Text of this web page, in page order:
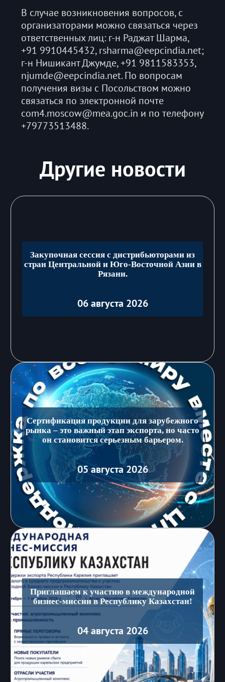
В случае возникновения вопросов, с
организаторами можно связаться через
ответственных лиц: г-н Раджат Шарма,
+91 9910445432, rsharma@eepcindia.net;
г-н Нишикант Джумде, +91 9811583353,
njumde@eepcindia.net. По вопросам
получения визы с Посольством можно
связаться по электронной почте
com4.moscow@mea.goc.in и по телефону
+79773513488.
Другие новости
Закупочная сессия с дистрибьюторами из
стран Центральной и Юго-Восточной Азии в
Рязани.
06 августа 2026
Сертификация продукции для зарубежного
рынка – это важный этап экспорта, но часто
он становится серьезным барьером.
05 августа 2026
Приглашаем к участию в международной
бизнес-миссии в Республику Казахстан!
04 августа 2026